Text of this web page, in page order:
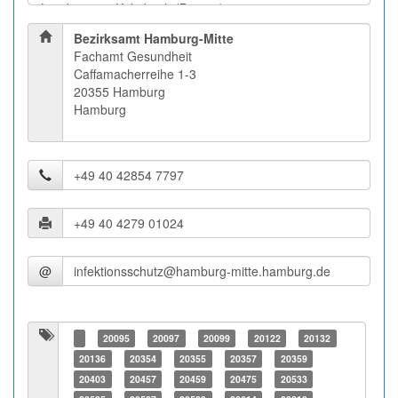
Bezirksamt Hamburg-Mitte
Fachamt Gesundheit
Caffamacherreihe 1-3
20355 Hamburg
Hamburg
@
20095 20097 20099 20122
20132
20136
20354 20355 20357
20359
20403
20457 20459 20475
20533